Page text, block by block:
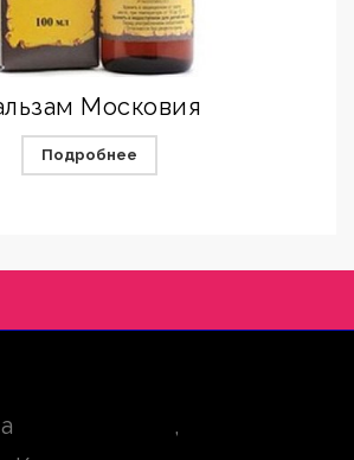
Московия
Подробнее
,